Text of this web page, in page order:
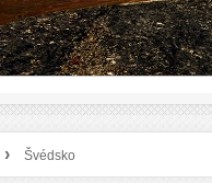
› Švédsko